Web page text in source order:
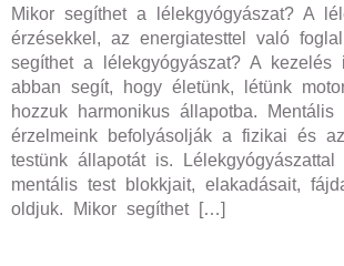
Mikor segíthet a lélekgyógyászat? A
érzésekkel, az energiatesttel való
segíthet a lélekgyógyászat? A kezelés
abban segít, hogy életünk, létünk
hozzuk harmonikus állapotba. Mentális
érzelmeink befolyásolják a fizikai és
testünk állapotát is.
mentális test blokkjait, elakadásait,
oldjuk. Mikor segíthet […]